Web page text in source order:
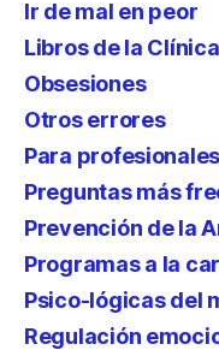
Ir de mal en peor
Libros de la
Obsesiones
Otros errores
Para profesionales
Preguntas más
Prevención de la
Programas a la
Psico-lógicas del
Regulación